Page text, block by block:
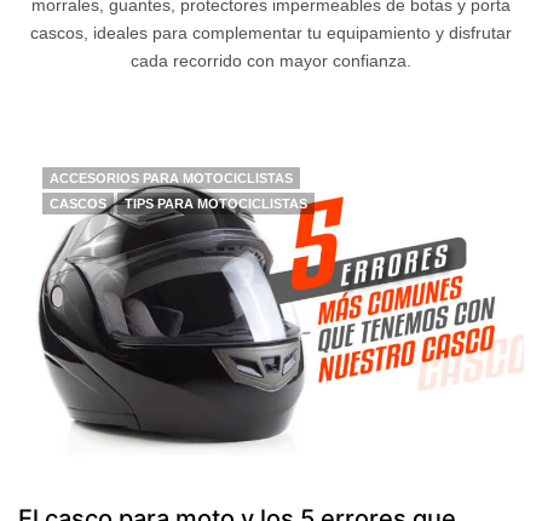
morrales, guantes, protectores impermeables de botas y porta
cascos, ideales para complementar tu equipamiento y disfrutar
cada recorrido con mayor confianza.
ACCESORIOS PARA MOTOCICLISTAS
CASCOS
TIPS PARA MOTOCICLISTAS